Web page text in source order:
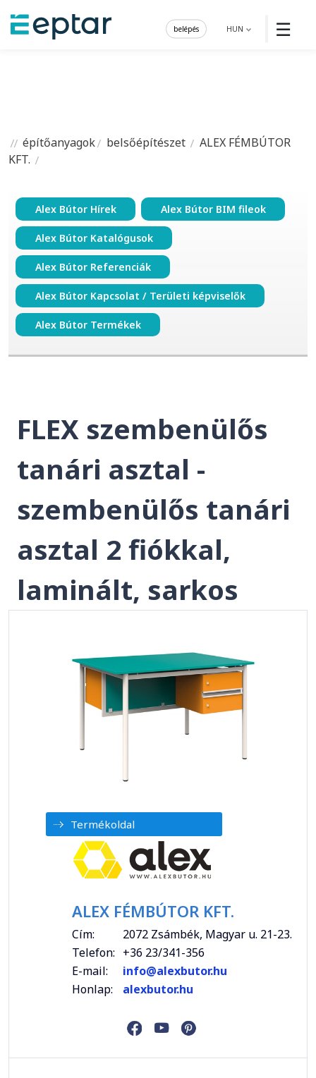
☰
HUN
belépés
építőanyagok belsőépítészet
ALEX FÉMBÚTOR
KFT.
Alex Bútor Hírek Alex Bútor BIM fileok
Alex Bútor Katalógusok
Alex Bútor Referenciák
Alex Bútor Kapcsolat / Területi képviselők
Alex Bútor Termékek
FLEX szembenülős
tanári asztal -
szembenülős tanári
asztal 2 fiókkal,
laminált, sarkos
Termékoldal
ALEX FÉMBÚTOR KFT.
Cím:
2072 Zsámbék, Magyar u. 21-23.
Telefon: +36 23/341-356
E-mail:
info@alexbutor.hu
Honlap:
alexbutor.hu